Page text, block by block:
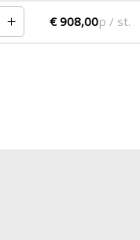
€ 908,00p / st.